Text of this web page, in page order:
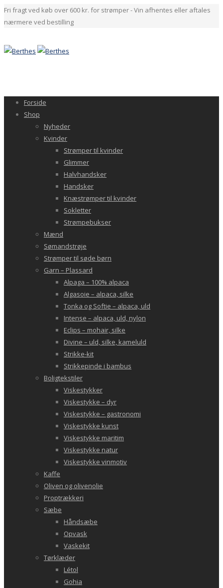
Fri fragt ved køb over 600 kr. for strømper - Vin afhentes eller aftales
nærmere ved bestilling
Forside
Shop
Nyheder
Kvinder
Strømper til kvinder
Glimmer
Halvhandsker
Handsker
Knæstrømper til kvinder
Sokletter
Strømpebukser
Mænd
Sømandstrøje
Strømper til søde børn
Garn – Plassard
Alpaga – 100% alpaca
Algasoie – alpaca, silke
Tonka og Softie – alpaca, uld
Intense – alpaca, uld, nylon
Eclips – mohair, silke
Divine – uld, silke, kameluld
Strikke-kit
Strikkepinde i bambus
Boligtekstiler
Viskestykker
Viskestykke – dyr
Viskestykke – gastronomi
Viskestykke kunst
Viskestykke maritim
Viskestykke natur
Viskestykke vinmotiv
Kaffe
Oliven og olivenolie
Proptrækkeri
Sæbe
Håndsæbe
Opvask
Vaskekit
Tørklæder
Létol
Gohia